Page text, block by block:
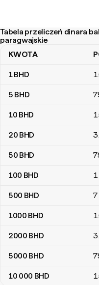
Tabela przeliczeń dinara
paragwajskie
Tabela przeliczeń dinara
KWOTA
1BHD
5 BHD
10 BHD
20 BHD
50 BHD
100 BHD
500 BHD
1000 BHD
2000 BHD
5000 BHD
10 000 BHD